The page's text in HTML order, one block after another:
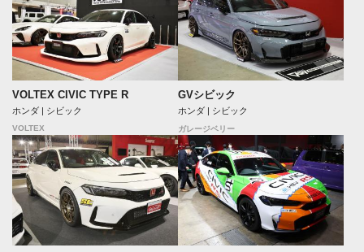
VOLTEX CIVIC TYPE R
ホンダ | シビック
VOLTEX
GVシビック
ホンダ | シビック
ガレージベリー